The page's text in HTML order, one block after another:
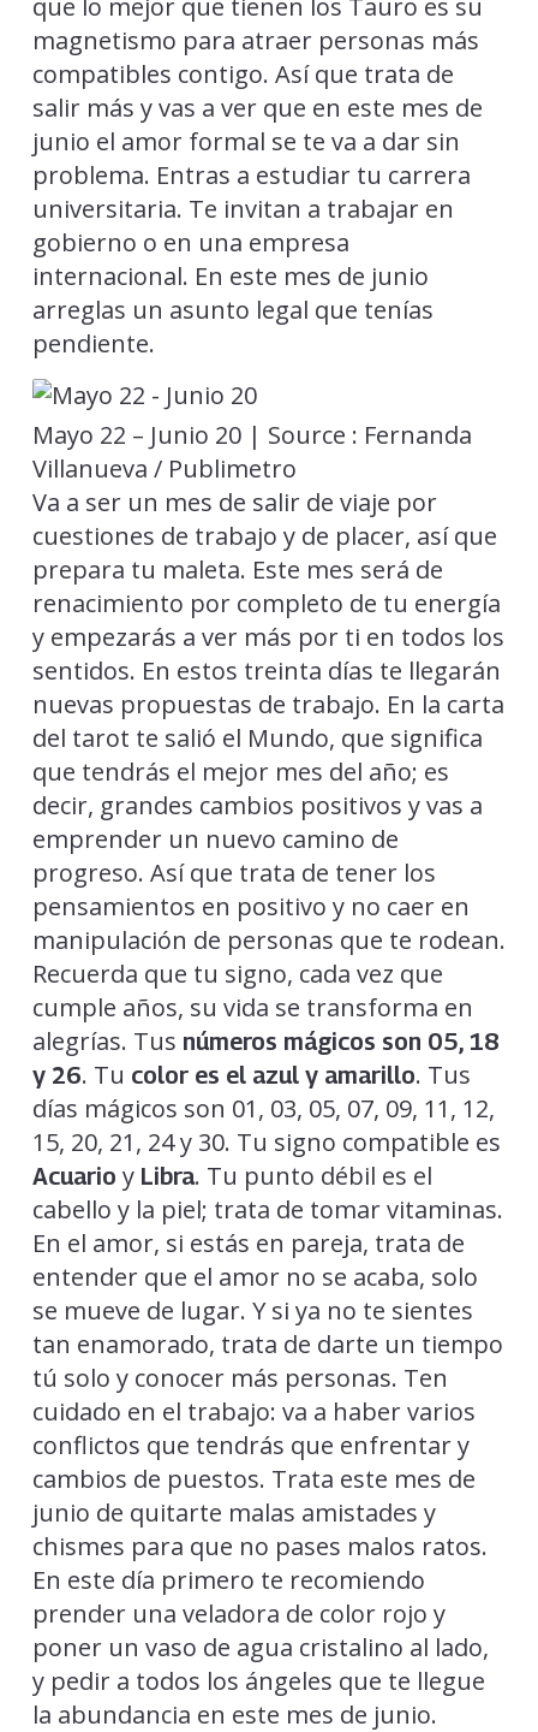
que lo mejor que tienen los Tauro es su
magnetismo para atraer personas más
compatibles contigo. Así que trata de
salir más y vas a ver que en este mes de
junio el amor formal se te va a dar sin
problema. Entras a estudiar tu carrera
universitaria. Te invitan a trabajar en
gobierno o en una empresa
internacional. En este mes de junio
arreglas un asunto legal que tenías
pendiente.
Mayo 22 – Junio 20 | Source : Fernanda
Villanueva / Publimetro
Va a ser un mes de salir de viaje por
cuestiones de trabajo y de placer, así que
prepara tu maleta. Este mes será de
renacimiento por completo de tu energía
y empezarás a ver más por ti en todos los
sentidos. En estos treinta días te llegarán
nuevas propuestas de trabajo. En la carta
del tarot te salió el Mundo, que significa
que tendrás el mejor mes del año; es
decir, grandes cambios positivos y vas a
emprender un nuevo camino de
progreso. Así que trata de tener los
pensamientos en positivo y no caer en
manipulación de personas que te rodean.
Recuerda que tu signo, cada vez que
cumple años, su vida se transforma en
alegrías. Tus números mágicos son 05, 18
y 26. Tu color es el azul y amarillo. Tus
días mágicos son 01, 03, 05, 07, 09, 11, 12,
15, 20, 21, 24 y 30. Tu signo compatible es
Acuario y Libra. Tu punto débil es el
cabello y la piel; trata de tomar vitaminas.
En el amor, si estás en pareja, trata de
entender que el amor no se acaba, solo
se mueve de lugar. Y si ya no te sientes
tan enamorado, trata de darte un tiempo
tú solo y conocer más personas. Ten
cuidado en el trabajo: va a haber varios
conflictos que tendrás que enfrentar y
cambios de puestos. Trata este mes de
junio de quitarte malas amistades y
chismes para que no pases malos ratos.
En este día primero te recomiendo
prender una veladora de color rojo y
poner un vaso de agua cristalino al lado,
y pedir a todos los ángeles que te llegue
la abundancia en este mes de junio.